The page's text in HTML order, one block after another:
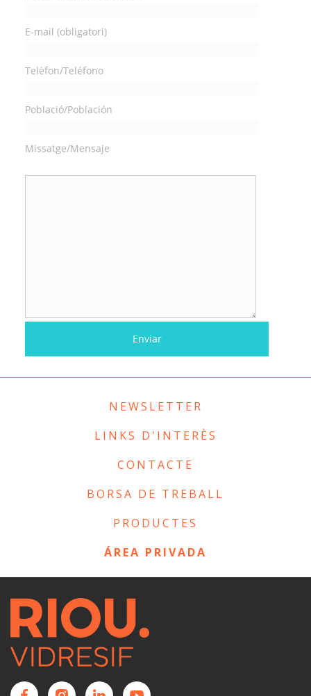
E-mail (obligatori)
Telèfon/Teléfono
Població/Población
Missatge/Mensaje
NEWSLETTER
LINKS D'INTERÈS
CONTACTE
BORSA DE TREBALL
PRODUCTES
ÁREA PRIVADA